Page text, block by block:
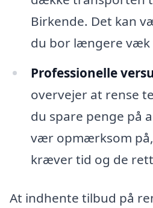
Birkende. Det kan
du bor længere væk
Professionelle
overvejer at rense
du spare penge på
vær opmærksom
kræver tid og de
At indhente tilbud på